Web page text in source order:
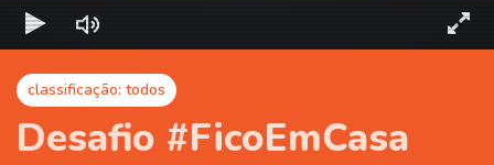
classificação: todos
Desafio #FicoEmCasa